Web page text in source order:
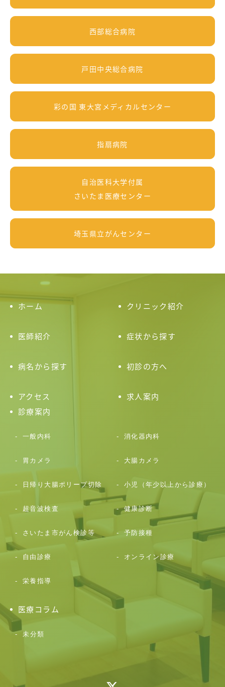
西部総合病院
戸田中央総合病院
彩の国 東大宮メディカルセンター
指扇病院
自治医科大学付属
さいたま医療センター
埼玉県立がんセンター
ホーム クリニック紹介
医師紹介 症状から探す
病名から探す 初診の方へ
アクセス
求人案内
診療案内
一般内科 消化器内科
胃カメラ 大腸カメラ
日帰り大腸ポリープ切除 小児（年少以上から診療）
超音波検査 健康診断
さいたま市がん検診等 予防接種
自由診療 オンライン診療
栄養指導
医療コラム
未分類